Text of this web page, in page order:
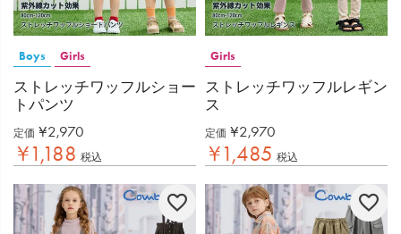
Boys Girls
ストレッチワッフルショー
トパンツ
定価 ¥2,970
¥1,188 税込
Girls
ストレッチワッフルレギン
ス
定価 ¥2,970
¥1,485 税込